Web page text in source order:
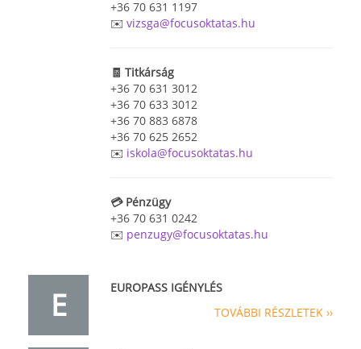
+36 70 631 1197
✉️ vizsga@focusoktatas.hu
🧾 Titkárság
+36 70 631 3012
+36 70 633 3012
+36 70 883 6878
+36 70 625 2652
✉️ iskola@focusoktatas.hu
💳 Pénzügy
+36 70 631 0242
✉️ penzugy@focusoktatas.hu
E
EUROPASS IGÉNYLÉS
TOVÁBBI RÉSZLETEK ››